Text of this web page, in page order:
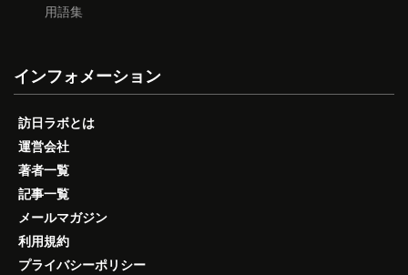
用語集
インフォメーション
訪日ラボとは
運営会社
著者一覧
記事一覧
メールマガジン
利用規約
プライバシーポリシー